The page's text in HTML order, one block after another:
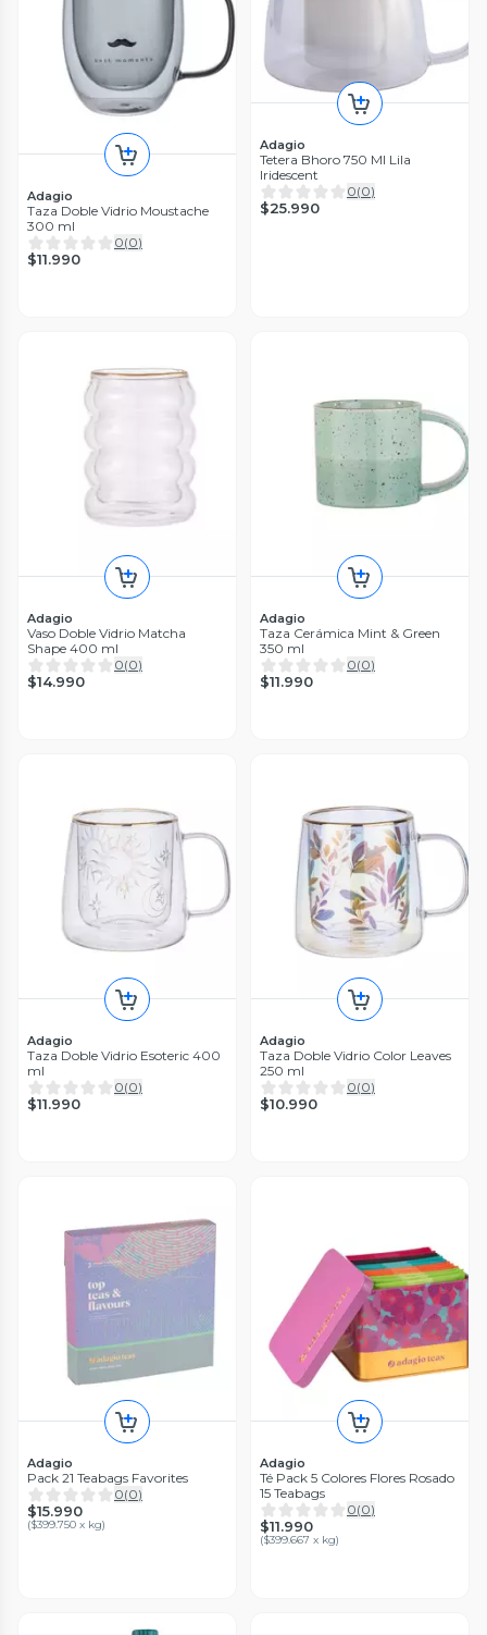
Adagio
Taza Doble Vidrio Moustache
300 ml
0(0)
$11.990
Adagio
Tetera Bhoro 750 Ml Lila
Iridescent
0(0)
$25.990
Adagio
Vaso Doble Vidrio Matcha
Shape 400 ml
0(0)
$14.990
Adagio
Taza Cerámica Mint & Green
350 ml
0(0)
$11.990
Adagio
Taza Doble Vidrio Esoteric 400
ml
0(0)
$11.990
Adagio
Taza Doble Vidrio Color Leaves
250 ml
0(0)
$10.990
Adagio
Pack 21 Teabags Favorites
0(0)
$15.990
($399.750 x kg)
Adagio
Té Pack 5 Colores Flores Rosado
15 Teabags
0(0)
$11.990
($399.667 x kg)